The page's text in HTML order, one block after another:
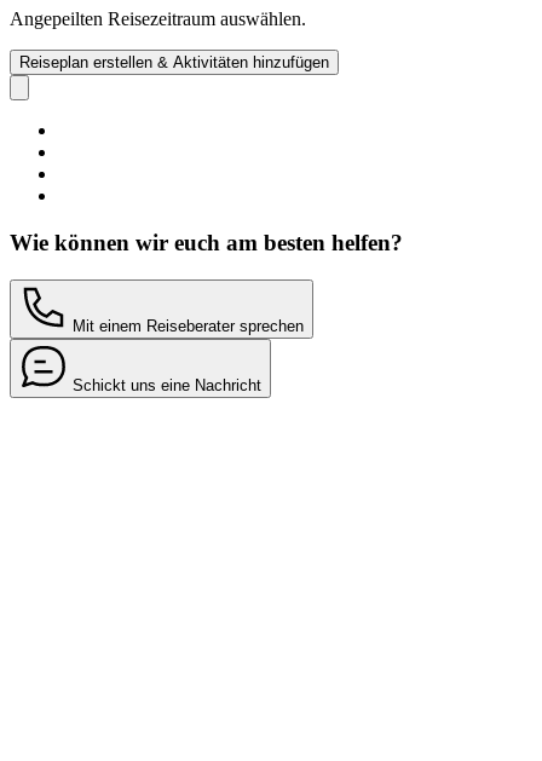
Angepeilten Reisezeitraum auswählen.
Reiseplan erstellen & Aktivitäten hinzufügen
Wie können wir euch am besten helfen?
Mit einem Reiseberater sprechen
Schickt uns eine Nachricht